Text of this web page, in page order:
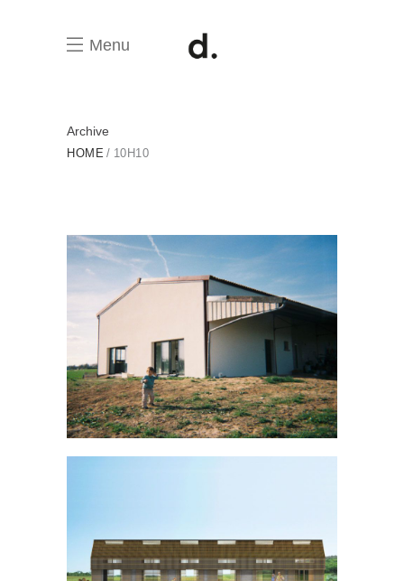
Menu
Archive
HOME 10H10
Petite maison dans la prairie
MAISON INDIVIDUELLE
INDUSTRIEL/TERTIAIRE